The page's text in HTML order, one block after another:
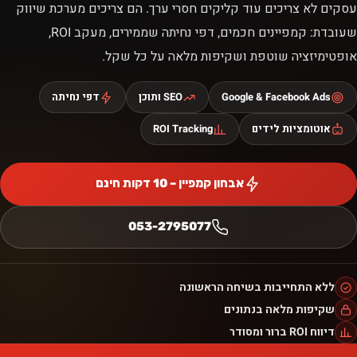
עסקים לא צריכים עוד קליקים חסרי ערך. הם צריכים מערכת שיווק
שעובדת: קמפיינים חכמים, דפי נחיתה שממירים, מעקב ROI,
אופטימיזציה שוטפת ושקיפות מלאה על כל שקל.
Google & Facebook Ads SEO ותוכן דפי נחיתה
אוטומציות לידים ROI Tracking
אבחון קמפיין – 10 דקות חינם
053-2795077
ללא התחייבות בשיחה הראשונה
שקיפות מלאה בנתונים
דיווח ROI ברור ומסודר